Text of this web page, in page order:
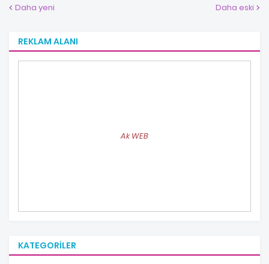
Daha yeni Daha eski
REKLAM ALANI
Ak WEB
KATEGORILER